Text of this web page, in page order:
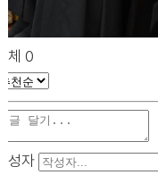
체 0
성자